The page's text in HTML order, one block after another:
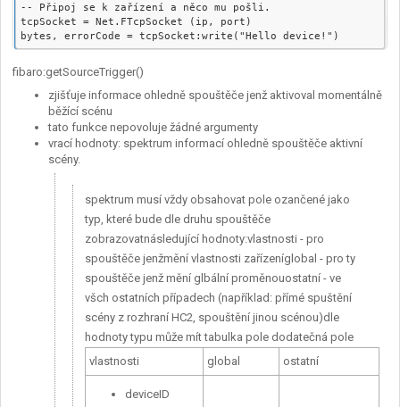
-- Připoj se k zařízení a něco mu pošli.
tcpSocket = Net.FTcpSocket (ip, port)
fibaro:getSourceTrigger()
zjišťuje informace ohledně spouštěče jenž aktivoval momentálně
běžící scénu
tato funkce nepovoluje žádné argumenty
vrací hodnoty: spektrum informací ohledně spouštěče aktivní
scény.
spektrum musí vždy obsahovat pole ozančené jako
typ, které bude dle druhu spouštěče
zobrazovatnásledující hodnoty:vlastnosti - pro
spouštěče jenžmění vlastnosti zařízeníglobal - pro ty
spouštěče jenž mění glbální proměnouostatní - ve
všch ostatních případech (například: přímé spuštění
scény z rozhraní HC2, spouštění jinou scénou)dle
hodnoty typu může mít tabulka pole dodatečná pole
vlastnosti
global ostatní
deviceID